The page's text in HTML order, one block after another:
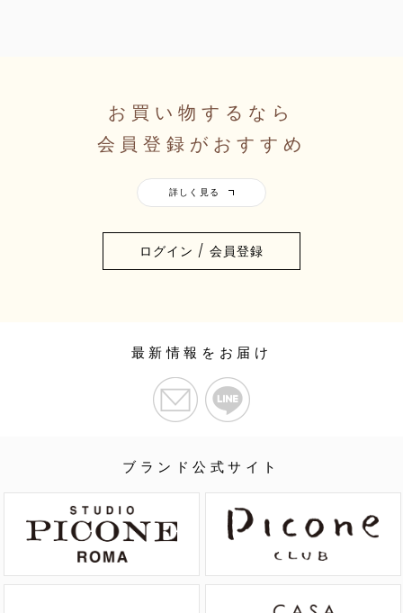
お買い物するなら
会員登録がおすすめ
ログイン / 会員登録
ブランド公式サイト
最新情報をお届け